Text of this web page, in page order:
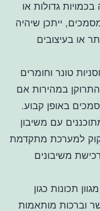
גדולות או
ייתכן שיהיה
או בעיצובים
טונר וחומרים
במהירות אם
באופן קבוע.
עם משיבון
למערכת מתקדמת
משיבונים
תכונות כגון
וברכות מותאמות